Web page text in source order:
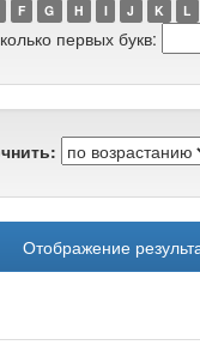
F G H I J K L
первых букв:
Отображение